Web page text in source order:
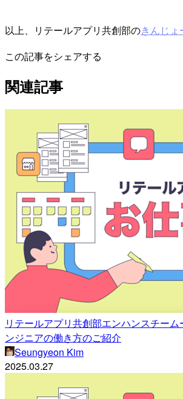
以上、リテールアプリ共創部のきんじょ
この記事をシェアする
関連記事
リテールアプリ共創部エンハンスチー
ンジニアの働き方のご紹介
Seungyeon Kim
2025.03.27